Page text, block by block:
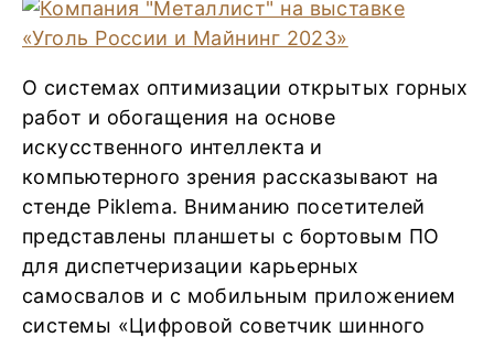
О системах оптимизации открытых горных
работ и обогащения на основе
искусственного интеллекта и
компьютерного зрения рассказывают на
стенде Piklema. Вниманию посетителей
представлены планшеты с бортовым ПО
для диспетчеризации карьерных
самосвалов и с мобильным приложением
системы «Цифровой советчик шинного